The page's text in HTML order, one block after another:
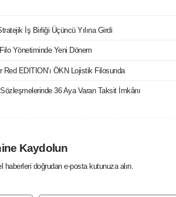
İş Birliği Üçüncü Yılına Girdi
Yönetiminde Yeni Dönem
EDITION’ı ÖKN Lojistik Filosunda
36 Aya Varan Taksit İmkânı
Kaydolun
doğrudan e-posta kutunuza alın.